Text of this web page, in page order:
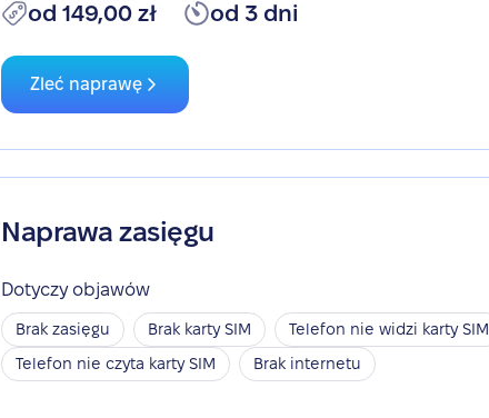
od 149,00 zł od 3 dni
Zleć naprawę
Naprawa zasięgu
Dotyczy objawów
Brak zasięgu Brak karty SIM
Telefon nie widzi karty SIM
Telefon nie czyta karty SIM
Brak internetu